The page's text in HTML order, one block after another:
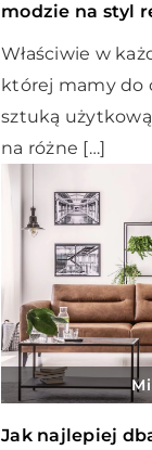
modzie na styl
Właściwie w
której mamy do
sztuką
na różne […]
Jak najlepiej